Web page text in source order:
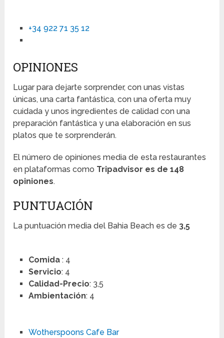
+34 922 71 35 12
OPINIONES
Lugar para dejarte sorprender, con unas vistas
únicas, una carta fantástica, con una oferta muy
cuidada y unos ingredientes de calidad con una
preparación fantástica y una elaboración en sus
platos que te sorprenderán.
El número de opiniones media de esta restaurantes
en plataformas como Tripadvisor es de 148
opiniones.
PUNTUACIÓN
La puntuación media del Bahia Beach es de 3,5
Comida: 4
Servicio: 4
Calidad-Precio: 3,5
Ambientación: 4
Wotherspoons Cafe Bar